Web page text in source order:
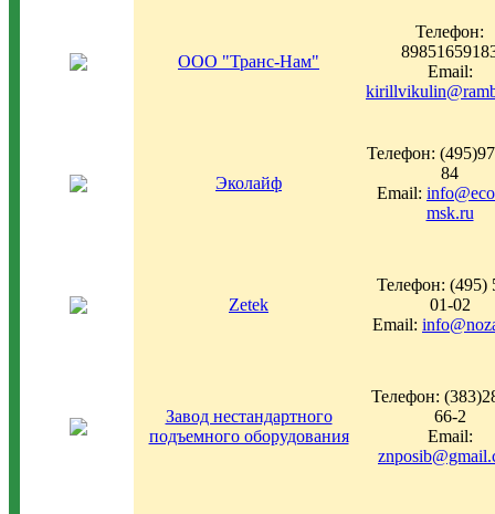
ООО "Транс-Нам"
Телефон:
Email:
Эколайф
Телефон:
84
Email:
msk.ru
Zetek
Телефон: (495)
01-02
Email:
Завод нестандартного
подъемного оборудования
Телефон:
66-2
Email: